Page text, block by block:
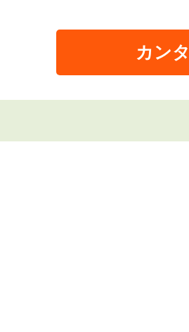
カン